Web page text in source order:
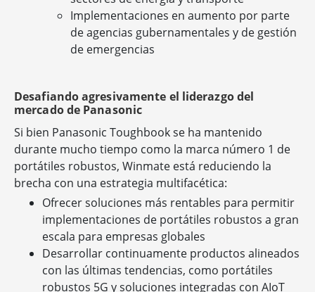
Implementaciones en aumento por parte
de agencias gubernamentales y de gestión
de emergencias
Desafiando agresivamente el liderazgo del
mercado de Panasonic
Si bien Panasonic Toughbook se ha mantenido
durante mucho tiempo como la marca número 1 de
portátiles robustos, Winmate está reduciendo la
brecha con una estrategia multifacética:
Ofrecer soluciones más rentables para permitir
implementaciones de portátiles robustos a gran
escala para empresas globales
Desarrollar continuamente productos alineados
con las últimas tendencias, como portátiles
robustos 5G y soluciones integradas con AIoT